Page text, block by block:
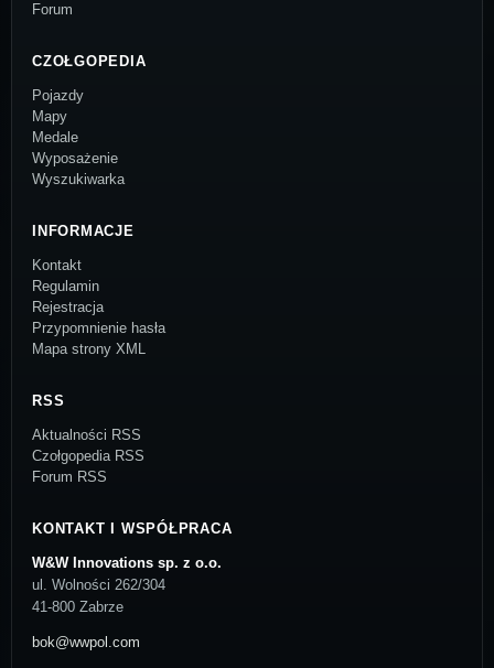
Forum
CZOŁGOPEDIA
Pojazdy
Mapy
Medale
Wyposażenie
Wyszukiwarka
INFORMACJE
Kontakt
Regulamin
Rejestracja
Przypomnienie hasła
Mapa strony XML
RSS
Aktualności RSS
Czołgopedia RSS
Forum RSS
KONTAKT I WSPÓŁPRACA
W&W Innovations sp. z o.o.
ul. Wolności 262/304
41-800 Zabrze
bok@wwpol.com